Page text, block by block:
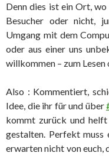
Denn dies ist ein Ort,
Besucher oder nicht,
Umgang mit dem
oder aus einer uns
willkommen – zum
Also : Kommentiert,
Idee, die ihr für und über
kommt zurück und helft
gestalten. Perfekt muss
erwarten nicht von euch,